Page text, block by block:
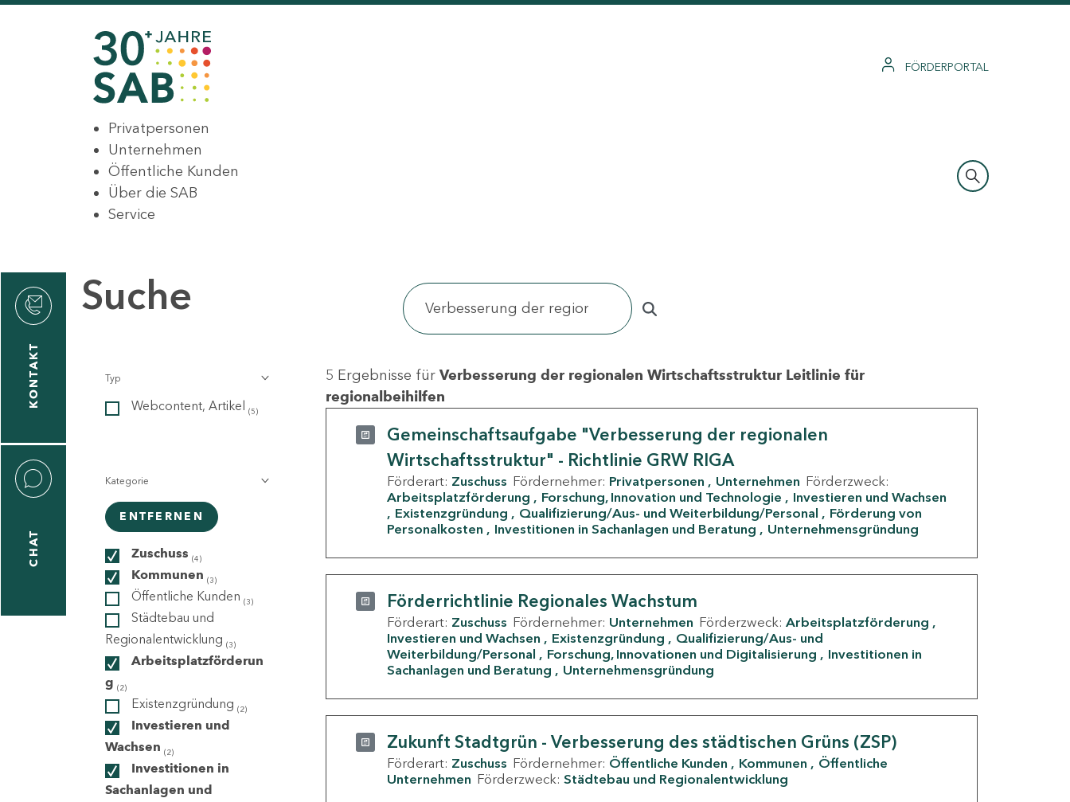
FÖRDERPORTAL
Privatpersonen
Unternehmen
Öffentliche Kunden
Über die SAB
Service
KONTAKT
CHAT
Suche
Typ
Webcontent, Artikel (5)
Kategorie
ENTFERNEN
Zuschuss (4)
Kommunen (3)
Öffentliche Kunden (3)
Städtebau und
Regionalentwicklung (3)
Arbeitsplatzförderun
g (2)
Existenzgründung (2)
Investieren und
Wachsen (2)
Investitionen in
Sachanlagen und
5 Ergebnisse für Verbesserung der regionalen Wirtschaftsstruktur Leitlinie für
regionalbeihilfen
Gemeinschaftsaufgabe "Verbesserung der regionalen
Wirtschaftsstruktur" - Richtlinie GRW RIGA
Förderart: Zuschuss Fördernehmer: Privatpersonen Unternehmen Förderzweck:
Arbeitsplatzförderung
Forschung, Innovation und Technologie
Investieren und Wachsen
Existenzgründung
Qualifizierung/Aus- und Weiterbildung/Personal
Förderung von
Personalkosten
Investitionen in Sachanlagen und Beratung Unternehmensgründung
Förderrichtlinie Regionales Wachstum
Förderart: Zuschuss Fördernehmer: Unternehmen Förderzweck: Arbeitsplatzförderung
Investieren und Wachsen
Existenzgründung
Qualifizierung/Aus- und
Weiterbildung/Personal
Forschung, Innovationen und Digitalisierung
Investitionen in
Sachanlagen und Beratung
Unternehmensgründung
Zukunft Stadtgrün - Verbesserung des städtischen Grüns (ZSP)
Förderart: Zuschuss Fördernehmer: Öffentliche Kunden Kommunen
Öffentliche
Unternehmen Förderzweck: Städtebau und Regionalentwicklung